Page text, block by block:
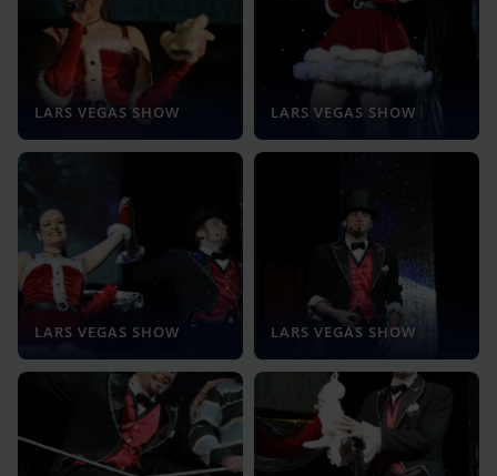
LARS VEGAS SHOW LARS VEGAS SHOW
LARS VEGAS SHOW LARS VEGAS SHOW